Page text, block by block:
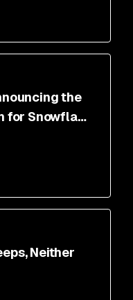
the
for Snowflake
Neither